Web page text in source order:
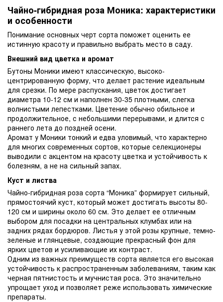
Чайно-гибридная роза Моника: характеристики
и особенности
Понимание основных черт сорта поможет оценить ее
истинную красоту и правильно выбрать место в саду.
Внешний вид цветка и аромат
Бутоны Моники имеют классическую, высоко-
центрированную форму, что делает растение идеальным
для срезки. По мере распускания, цветок достигает
диаметра 10-12 см и наполнен 30-35 плотными, слегка
волнистыми лепестками. Цветение обычно обильное и
продолжительное, с небольшими перерывами, и длится с
раннего лета до поздней осени.
Аромат у Моники тонкий и едва уловимый, что характерно
для многих современных сортов, которые селекционеры
выводили с акцентом на красоту цветка и устойчивость к
болезням, а не на сильный запах.
Куст и листва
Чайно-гибридная роза сорта “Моника” формирует сильный,
прямостоячий куст, который может достигать высоты 80-
120 см и ширины около 60 см. Это делает ее отличным
выбором для посадки на центральных клумбах или на
задних рядах бордюров. Листья у этой розы крупные, темно-
зеленые и глянцевые, создающие прекрасный фон для
ярких цветов и усиливающие их контраст.
Одним из важных преимуществ сорта является его высокая
устойчивость к распространенным заболеваниям, таким как
черная пятнистость и мучнистая роса. Это значительно
упрощает уход и позволяет реже использовать химические
препараты.